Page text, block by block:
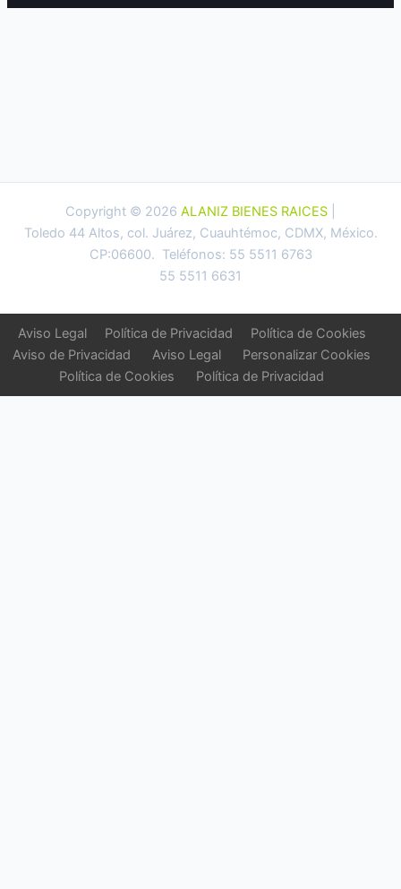
Copyright © 2026 ALANIZ BIENES RAICES
Toledo 44 Altos, col. Juárez, Cuauhtémoc, CDMX, México.
CP:06600. Teléfonos: 55 5511 6763
55 5511 6631
Aviso Legal Política de Privacidad
Política de Cookies
Aviso de Privacidad
Aviso Legal
Personalizar Cookies
Política de Cookies
Política de Privacidad